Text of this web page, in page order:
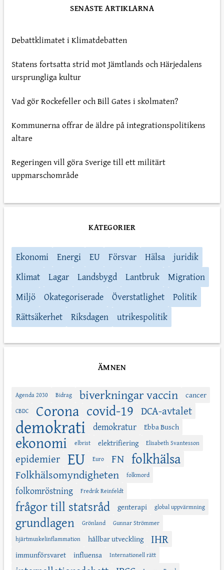
SENASTE ARTIKLARNA
Debattklimatet i Klimatdebatten
Statens fortsatta strid mot Jämtlands och Härjedalens
ursprungliga kultur
Vad gör Rockefeller och Bill Gates i skolmaten?
Kommunerna offrar de äldre på integrationspolitikens
altare
Regeringen vill göra Sverige till ett militärt
uppmarschområde
KATEGORIER
Ekonomi Energi EU Försvar Hälsa
juridik
Klimat
Lagar Landsbygd Lantbruk
Migration
Miljö
Okategoriserade Överstatlighet
Politik
Rättsäkerhet
Riksdagen utrikespolitik
ÄMNEN
Agenda 2030 Bidrag biverkningar vaccin cancer
CBDC Corona covid-19 DCA-avtalet
demokrati demokratur Ebba Busch
ekonomi elbrist elektrifiering Elisabeth Svantesson
epidemier EU Euro FN folkhälsa
Folkhälsomyndigheten folkmord
folkomröstning Fredrik Reinfeldt
frågor till statsråd genterapi global uppvärmning
grundlagen Grönland
Gunnar Strömmer
hjärtmuskelinflammation
hållbar utveckling IHR
immunförsvaret influensa Internationell rätt